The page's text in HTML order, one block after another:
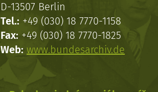
D-13507 Berlin
Tel.: +49 (030) 18 7770-1158
Fax: +49 (030) 18 7770-1825
Web: www.bundesarchiv.de